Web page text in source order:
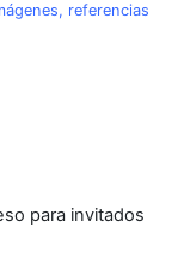
referencias
para invitados